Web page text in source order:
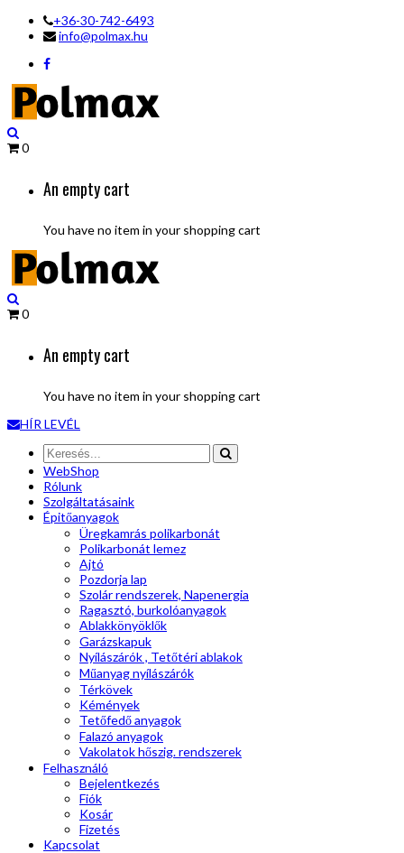
+36-30-742-6493
info@polmax.hu
0
An empty cart
You have no item in your shopping cart
0
An empty cart
You have no item in your shopping cart
HÍR LEVÉL
WebShop
Rólunk
Szolgáltatásaink
Épitőanyagok
Üregkamrás polikarbonát
Polikarbonát lemez
Ajtó
Pozdorja lap
Szolár rendszerek, Napenergia
Ragasztó, burkolóanyagok
Ablakkönyöklők
Garázskapuk
Nyílászárók , Tetőtéri ablakok
Műanyag nyílászárók
Térkövek
Kémények
Tetőfedő anyagok
Falazó anyagok
Vakolatok hőszig. rendszerek
Felhasználó
Bejelentkezés
Fiók
Kosár
Fizetés
Kapcsolat